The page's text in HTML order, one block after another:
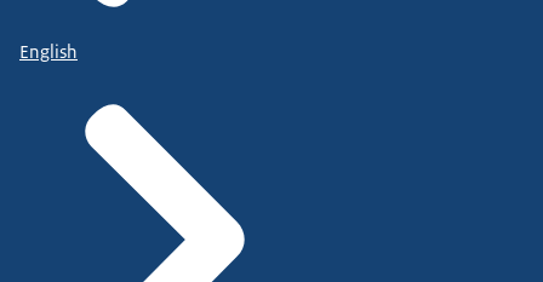
English